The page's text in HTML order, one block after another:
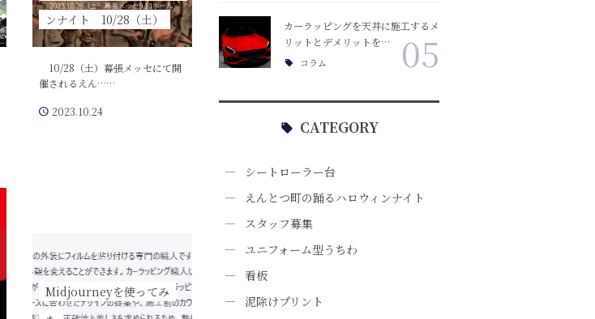
ンナイト 10/28（土）
10/28（土）幕張メッセにて開
催されるえん……
2023.10.24
Midjourneyを使ってみ
カーラッピングを天井に施工するメ
リットとデメリットを…
コラム 05
CATEGORY
シートローラー台
えんとつ町の踊るハロウィンナイト
スタッフ募集
ユニフォーム型うちわ
看板
泥除けプリント